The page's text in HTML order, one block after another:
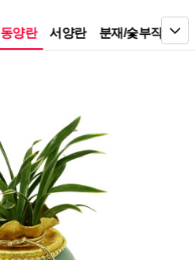
동양란 서양란 분재/숯부작